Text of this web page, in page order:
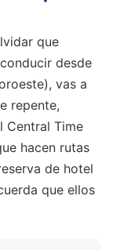
que
desde
vas a
repente,
Central Time
hacen rutas
de hotel
que ellos